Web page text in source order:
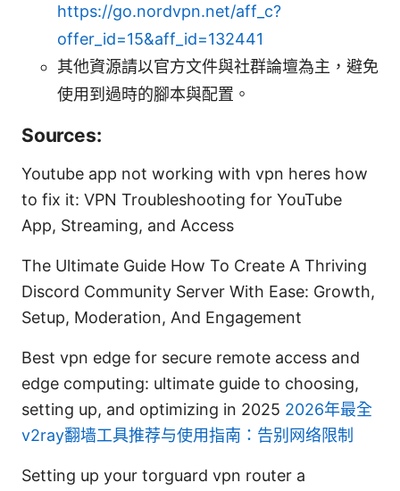
https://go.nordvpn.net/aff_c?
offer_id=15&aff_id=132441
其他資源請以官方文件與社群論壇為主，避免
使用到過時的腳本與配置。
Sources:
Youtube app not working with vpn heres how
to fix it: VPN Troubleshooting for YouTube
App, Streaming, and Access
The Ultimate Guide How To Create A Thriving
Discord Community Server With Ease: Growth,
Setup, Moderation, And Engagement
Best vpn edge for secure remote access and
edge computing: ultimate guide to choosing,
setting up, and optimizing in 2025 2026年最全
v2ray翻墙工具推荐与使用指南：告别网络限制
Setting up your torguard vpn router a